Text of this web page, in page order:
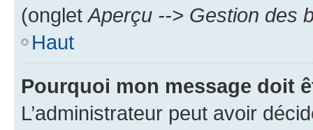
(onglet Aperçu --> Gestion des
Haut
Pourquoi mon message doit
L’administrateur peut avoir